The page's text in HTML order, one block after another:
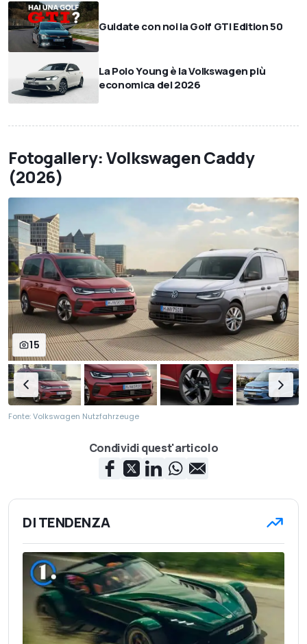
Guidate con noi la Golf GTI Edition 50
La Polo Young è la Volkswagen più
economica del 2026
Fotogallery: Volkswagen Caddy
(2026)
15
Fonte: Volkswagen Nutzfahrzeuge
Condividi quest'articolo
DI TENDENZA